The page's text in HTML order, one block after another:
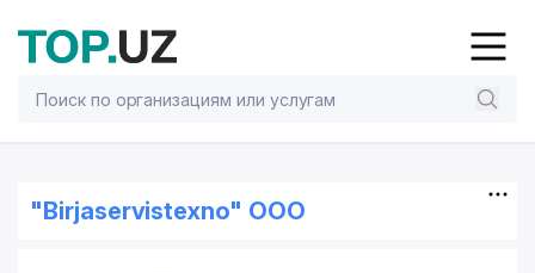
"Birjaservistexno" ООО